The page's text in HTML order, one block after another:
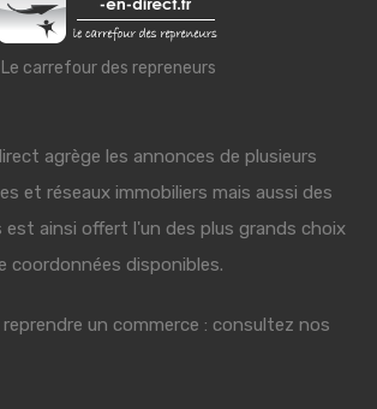
Le carrefour des repreneurs
agrège les annonces de plusieurs
et réseaux immobiliers mais aussi des
est ainsi offert l'un des plus grands choix
coordonnées disponibles.
un commerce : consultez nos